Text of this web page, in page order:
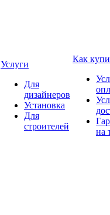
Услуги
Для
дизайнеров
Установка
Для
строителей
Как
на